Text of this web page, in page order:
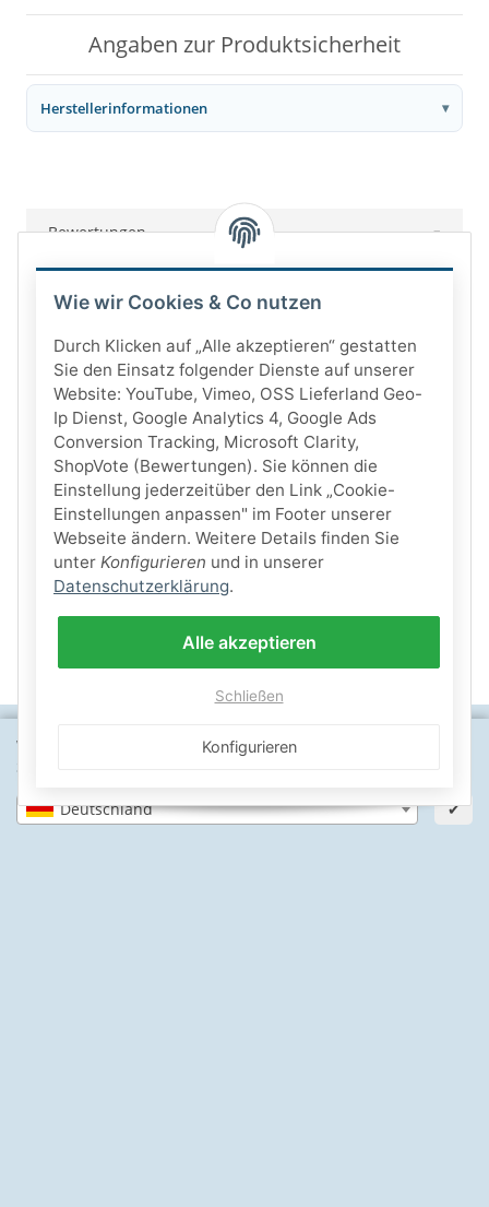
Wähle dein Lieferland, um Preise und Artikel für deinen
Standort zu sehen.
Deutschland ✔
Angaben zur Produktsicherheit
Herstellerinformationen
Bewertungen
SICHERE ZAHLARTEN
Wie wir Cookies & Co nutzen
Durch Klicken auf „Alle akzeptieren“ gestatten
Sie den Einsatz folgender Dienste auf unserer
Website: YouTube, Vimeo, OSS Lieferland Geo-
Ip Dienst, Google Analytics 4, Google Ads
Conversion Tracking, Microsoft Clarity,
ShopVote (Bewertungen). Sie können die
Einstellung jederzeitüber den Link „Cookie-
Einstellungen anpassen" im Footer unserer
Webseite ändern. Weitere Details finden Sie
unter Konfigurieren und in unserer
Datenschutzerklärung.
Alle akzeptieren
Schließen
Konfigurieren